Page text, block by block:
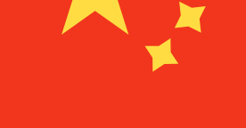
帳速度有多快？
從歐元成員國到Banca di San